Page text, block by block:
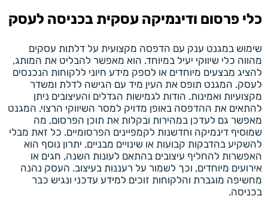
כלי פרסום ודינמיקה עסקית בכניסה לעסק
שימוש במגנט ענק עם הדפסה מקצועית על דלתות עסקים
מהווה כלי שיווקי יעיל במיוחד. הוא מאפשר להבליט את המותג,
להציג מבצעים מיוחדים או לספק מידע חיוני ללקוחות הנכנסים
לעסק. המגנט תופס את העין מיד עם הגישה לדלת ומשדר
מקצועיות ואמינות. הודות לגמישות הגדלים והעיצובים ניתן
להתאים את ההדפסה באופן מדויק למסר השיווקי הרצוי. המגנט
מאפשר גם לעדכן במהירות ובקלות את תוכן הפרסום, מה
שמוסיף דינמיקה וחדשנות לקמפיינים הפרסומיים. כל זאת מבלי
להשקיע בהדבקות קבועות או שינויים מבניים. יתרון נוסף הוא
האפשרות להחליף עיצובים בהתאם לעונות השנה, חגים או
אירועים מיוחדים, וכך לשמור על רעננות בעיצוב. העסק נהנה
מחשיפה מוגברת והלקוחות זוכים למידע עדכני ונגיש כבר
בכניסה.